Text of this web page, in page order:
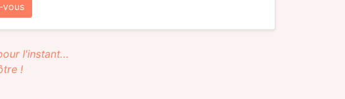
vous
l'instant...
!